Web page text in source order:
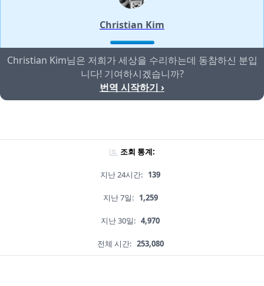
Christian Kim
Christian Kim님은 저희가 세상을 수리하는데 동참하신 분입
니다! 기여하시겠습니까?
번역 시작하기 ›
조회 통계:
지난 24시간: 139
지난 7일: 1,259
지난 30일: 4,970
전체 시간: 253,080